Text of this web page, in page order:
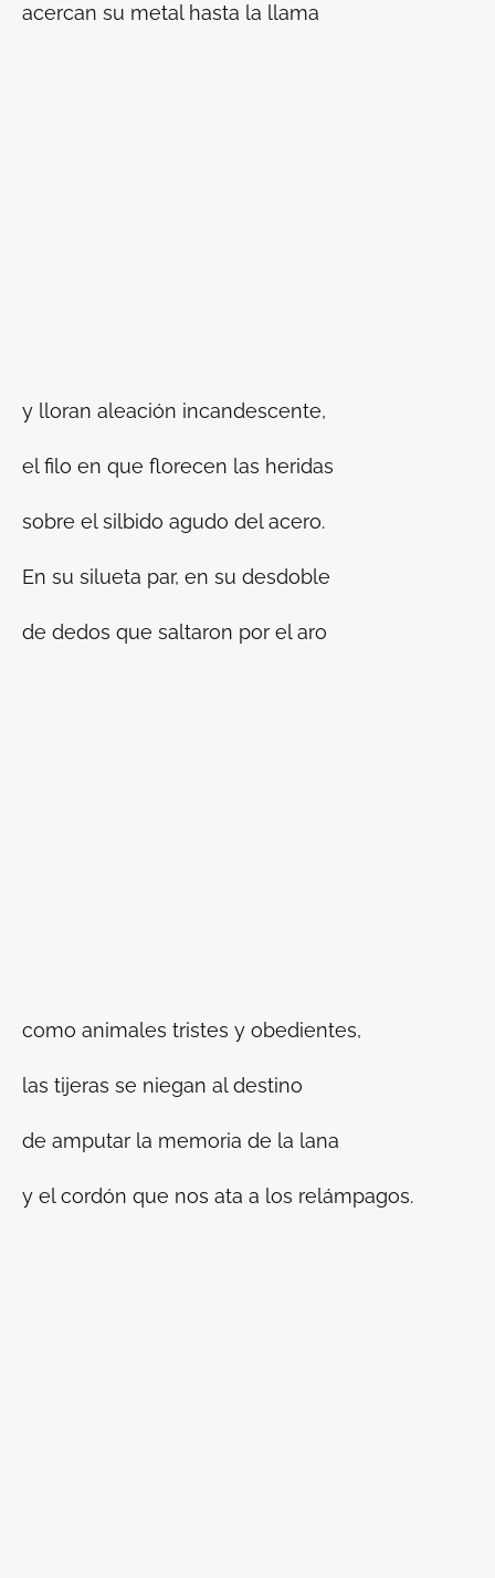
acercan su metal hasta la llama
y lloran aleación incandescente,
el filo en que florecen las heridas
sobre el silbido agudo del acero.
En su silueta par, en su desdoble
de dedos que saltaron por el aro
como animales tristes y obedientes,
las tijeras se niegan al destino
de amputar la memoria de la lana
y el cordón que nos ata a los relámpagos.